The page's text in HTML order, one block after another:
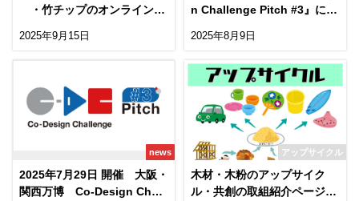
・竹チップのオンライン販
2025年9月15日
n Challenge Pitch #3』に参
2025年8月9日
news
2025年7月29日 開催 大阪・
関西万博 Co-Design Chall
アップサイクル
木材・木粉のアップサイク
ル・共創の取組紹介ページを